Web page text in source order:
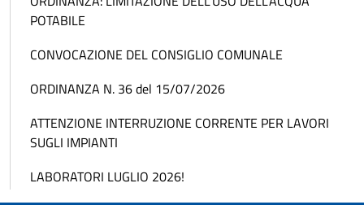
POTABILE
CONVOCAZIONE DEL CONSIGLIO COMUNALE
ORDINANZA N. 36 del 15/07/2026
ATTENZIONE INTERRUZIONE CORRENTE PER LAVORI
SUGLI IMPIANTI
LABORATORI LUGLIO 2026!